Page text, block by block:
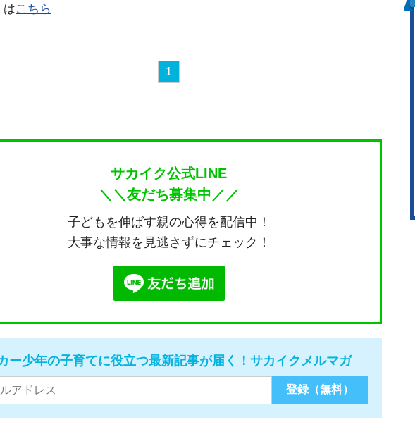
こちら
1
サカイク公式LINE
＼＼友だち募集中／／
子どもを伸ばす親の心得を配信中！
大事な情報を見逃さずにチェック！
ー少年の子育てに役立つ最新記事が届く！サカイクメルマガ